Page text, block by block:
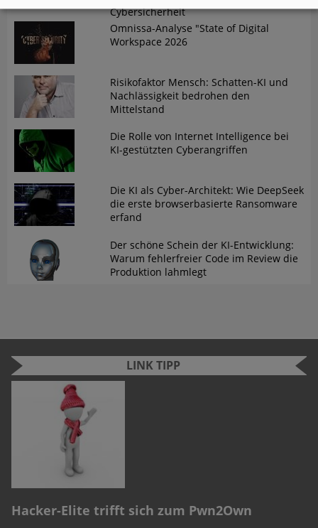
Cybersicherheit
Omnissa-Analyse "State of Digital
Workspace 2026
Risikofaktor Mensch: Schatten-KI und
Nachlässigkeit bedrohen den
Mittelstand
Die Rolle von Internet Intelligence bei
KI-gestützten Cyberangriffen
Die KI als Cyber-Architekt: Wie DeepSeek
die erste browserbasierte Ransomware
erfand
Der schöne Schein der KI-Entwicklung:
Warum fehlerfreier Code im Review die
Produktion lahmlegt
LINK TIPP
Hacker-Elite trifft sich zum Pwn2Own